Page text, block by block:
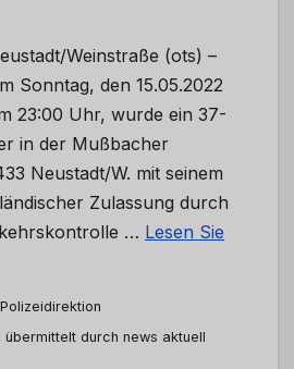
Weinstraße (ots) –
Sonntag, den 15.05.2022
23:00 Uhr, wurde ein 37-
in der Mußbacher
Neustadt/W. mit seinem
Zulassung durch
… Lesen Sie
durch news aktuell